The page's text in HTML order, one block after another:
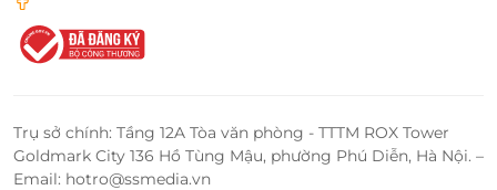
giãn cuối tuần.
Đừng bỏ lỡ cơ hội bước vào thế giới ảo Pharaoh - nơi
tiên phong từ Nexaverse!
Trụ sở chính: Tầng 12A Tòa văn phòng - TTTM ROX Tower
Goldmark City 136 Hồ Tùng Mậu, phường Phú Diễn, Hà Nội. –
Email: hotro@ssmedia.vn